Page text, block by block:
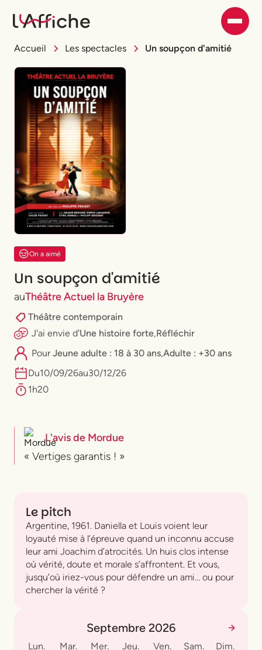
Accueil Les spectacles Un soupçon d'amitié
On a aimé
Un soupçon d'amitié
auThéâtre Actuel la Bruyère
Théâtre contemporain
J'ai envie d'Une histoire forte,Réfléchir
Pour⁠Jeune adulte : 18 à 30 ans,Adulte : +30 ans
Du10/09/26au30/12/26
1h20
L'avis de Mordue
« Vertiges garantis ! »
Le pitch
Argentine, 1961. Daniella et Louis voient leur
loyauté mise à l’épreuve quand un inconnu accuse
leur ami Joachim d’atrocités. Un huis clos intense
où vérité, doute et morale s’affrontent. Et vous,
jusqu’où iriez-vous pour défendre un ami… ou pour
chercher la vérité ?
Septembre 2026
Lun. Mar. Mer. Jeu. Ven. Sam.
Dim.